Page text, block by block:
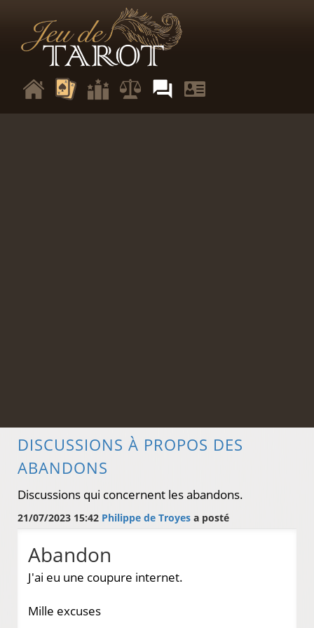
DISCUSSIONS À PROPOS DES
ABANDONS
Discussions qui concernent les abandons.
21/07/2023 15:42 Philippe de Troyes a posté
Abandon
J'ai eu une coupure internet.
Mille excuses